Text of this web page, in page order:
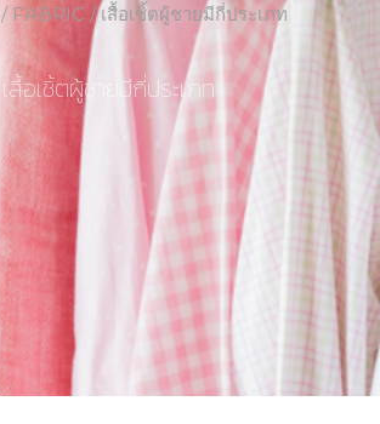
/FABRIC / เสื้อเชิ้ตผู้ชายมีกี่ประเภท
เสื้อเชิ้ตผู้ชายมีกี่ประเภท